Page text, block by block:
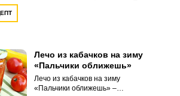
Лечо из кабачков на зиму
«Пальчики оближешь»
Лечо из кабачков на зиму
«Пальчики оближешь» –
САЙТ РЕГИСТРАЦИЯ